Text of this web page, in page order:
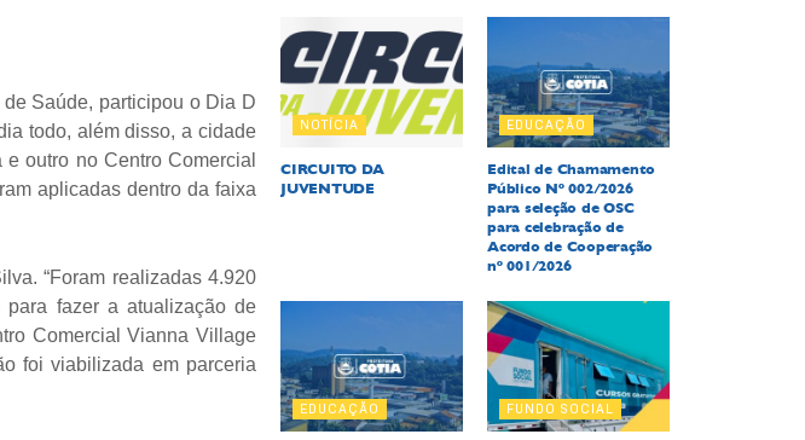
Saúde, participou o Dia D
todo, além disso, a cidade
outro no Centro Comercial
aplicadas dentro da faixa
“Foram realizadas 4.920
para fazer a atualização de
Comercial Vianna Village
foi viabilizada em parceria
NOTÍCIA
CIRCUITO DA
JUVENTUDE
EDUCAÇÃO
Edital de Chamamento
Público Nº 002/2026
para seleção de OSC
para celebração de
Acordo de Cooperação
nº 001/2026
EDUCAÇÃO FUNDO SOCIAL